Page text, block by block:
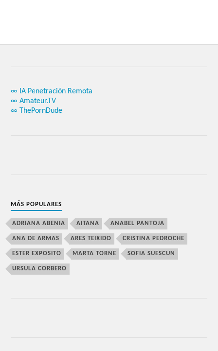
∞ IA Penetración Remota
∞ Amateur.TV
∞ ThePornDude
MÁS POPULARES
ADRIANA ABENIA AITANA ANABEL PANTOJA
ANA DE ARMAS ARES TEIXIDO CRISTINA PEDROCHE
ESTER EXPOSITO MARTA TORNE SOFIA SUESCUN
URSULA CORBERO